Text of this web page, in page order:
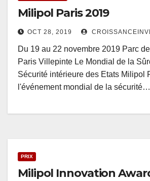
Milipol Paris 2019
OCT 28, 2019
Du 19 au 22 novembre 2019 Parc
Paris Villepinte Le Mondial de la
Sécurité intérieure des Etats Milipol
l'événement mondial de la sécurité…
PRIX
Milipol Innovation